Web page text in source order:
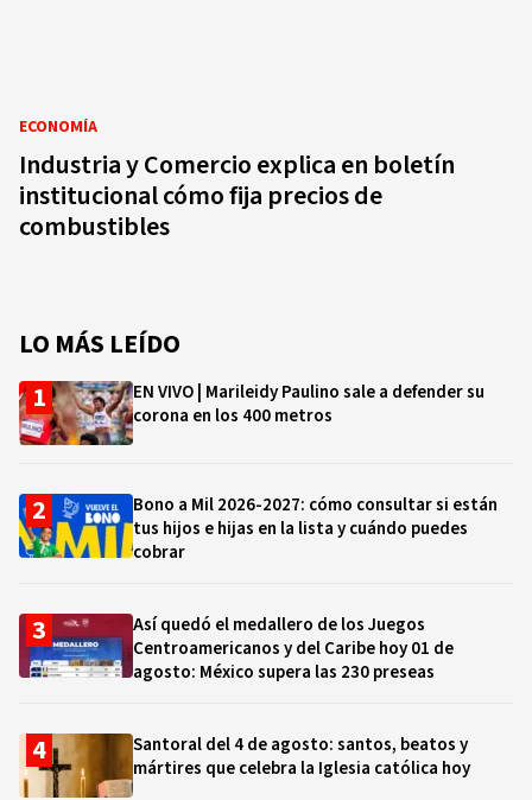
ECONOMÍA
Industria y Comercio explica en boletín
institucional cómo fija precios de
combustibles
LO MÁS LEÍDO
EN VIVO | Marileidy Paulino sale a defender su
corona en los 400 metros
Bono a Mil 2026-2027: cómo consultar si están
tus hijos e hijas en la lista y cuándo puedes
cobrar
Así quedó el medallero de los Juegos
Centroamericanos y del Caribe hoy 01 de
agosto: México supera las 230 preseas
Santoral del 4 de agosto: santos, beatos y
mártires que celebra la Iglesia católica hoy